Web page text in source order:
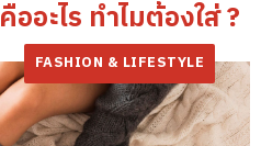
อะไร ทำไมต้องใส่ ?
FASHION & LIFESTYLE